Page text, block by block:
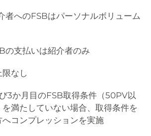
者へのFSBはパーソナルボリューム
の支払いは紹介者のみ
なし
3か月目のFSB取得条件（50PV以
を満たしていない場合、取得条件を
コンプレッションを実施